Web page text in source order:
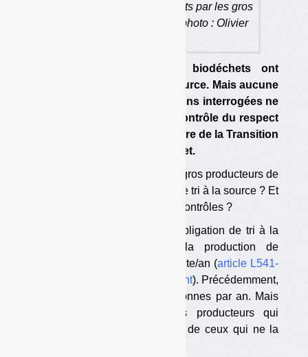
tri à la source des biodéchets par les gros
producteurs ? Mystère… (photo : Olivier
Les gros producteurs de biodéchets ont
l’obligation de les trier à la source. Mais aucune
des préfectures que nous avons interrogées ne
dispose de données sur le contrôle du respect
de cette obligation. Le ministère de la Transition
écologique est quant à lui muet.
Qui contrôle le respect, par les gros producteurs de
biodéchets, de leur obligation de tri à la source ? Et
quels sont les résultats de ces contrôles ?
Depuis le 1er janvier 2023, l’obligation de tri à la
source s’impose dès que la production de
biodéchets dépasse 5 tonnes/site/an (article L541-
21-1 du Code de l’environnement). Précédemment,
elle s’imposait à partir de 10 tonnes par an. Mais
quelle est la part des gros producteurs qui
respectent l’obligation, et celle de ceux qui ne la